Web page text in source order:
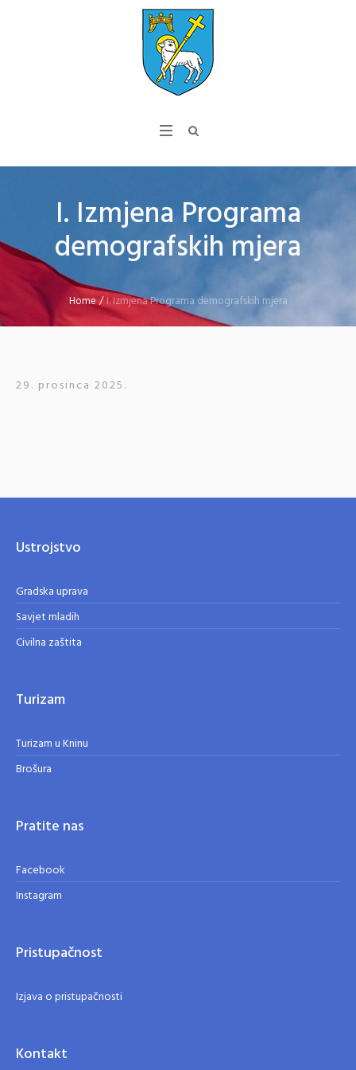
I. Izmjena Programa
demografskih mjera
Home/I. Izmjena Programa demografskih mjera
29. prosinca 2025.
Ustrojstvo
Gradska uprava
Savjet mladih
Civilna zaštita
Turizam
Turizam u Kninu
Brošura
Pratite nas
Facebook
Instagram
Pristupačnost
Izjava o pristupačnosti
Kontakt